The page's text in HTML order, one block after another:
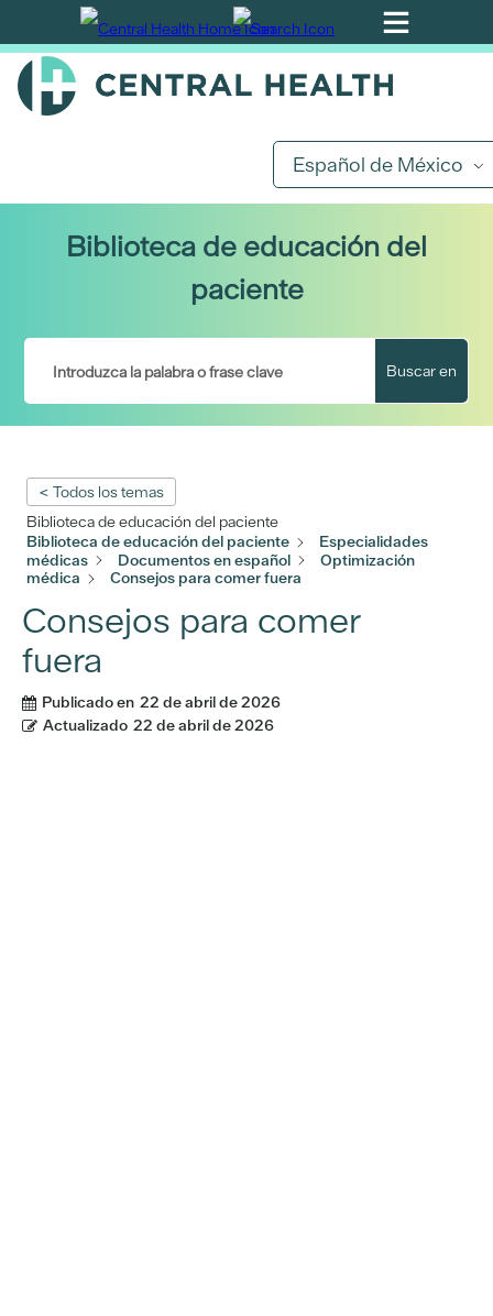
Ir
al
contenido
Español de México
Biblioteca de educación del
paciente
Buscar en
< Todos los temas
Biblioteca de educación del paciente
Biblioteca de educación del paciente
Especialidades
médicas
Documentos en español
Optimización
médica
Consejos para comer fuera
Consejos para comer
fuera
Publicado en 22 de abril de 2026
Actualizado 22 de abril de 2026